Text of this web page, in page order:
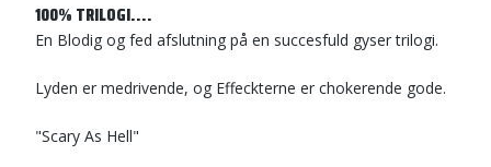
100% TRILOGI....
En Blodig og fed afslutning på en succesfuld gyser trilogi.
Lyden er medrivende, og Effeckterne er chokerende gode.
"Scary As Hell"